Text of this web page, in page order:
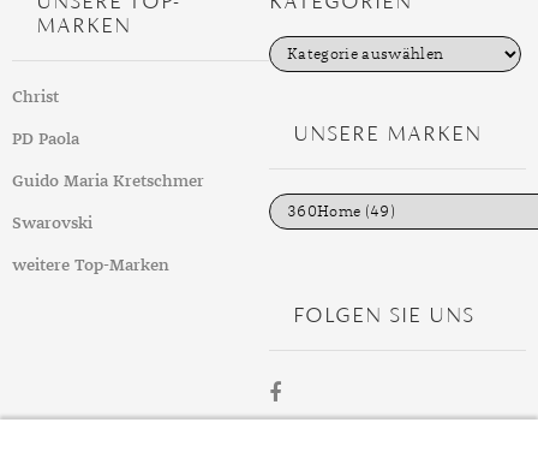
MARKEN
Christ
PD Paola
Guido Maria Kretschmer
Swarovski
weitere Top-Marken
K
a
e
n
UNSERE MARKEN
FOLGEN SIE UNS